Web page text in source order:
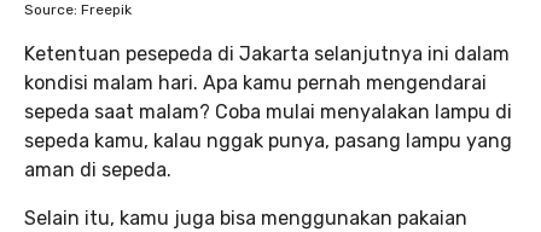
Source: Freepik
Ketentuan pesepeda di Jakarta selanjutnya ini dalam
kondisi malam hari. Apa kamu pernah mengendarai
sepeda saat malam? Coba mulai menyalakan lampu di
sepeda kamu, kalau nggak punya, pasang lampu yang
aman di sepeda.
Selain itu, kamu juga bisa menggunakan pakaian